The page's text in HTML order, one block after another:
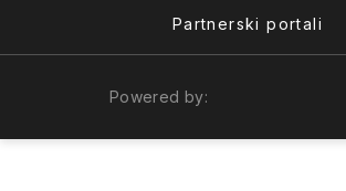
Partnerski portali
Powered by: